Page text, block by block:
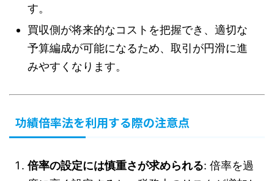
す。
買収側が将来的なコストを把握でき、適切な
予算編成が可能になるため、取引が円滑に進
みやすくなります。
功績倍率法を利用する際の注意点
倍率の設定には慎重さが求められる: 倍率を過